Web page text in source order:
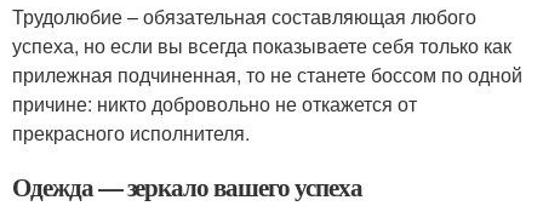
Трудолюбие – обязательная составляющая любого
успеха, но если вы всегда показываете себя только как
прилежная подчиненная, то не станете боссом по одной
причине: никто добровольно не откажется от
прекрасного исполнителя.
Одежда — зеркало вашего успеха